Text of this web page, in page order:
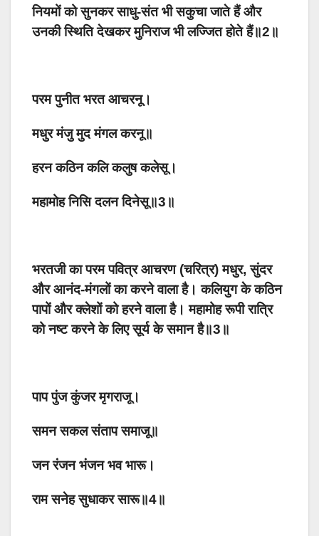
नियमों को सुनकर साधु-संत भी सकुचा जाते हैं और
उनकी स्थिति देखकर मुनिराज भी लज्जित होते हैं॥2॥
परम पुनीत भरत आचरनू।
मधुर मंजु मुद मंगल करनू॥
हरन कठिन कलि कलुष कलेसू।
महामोह निसि दलन दिनेसू॥3॥
भरतजी का परम पवित्र आचरण (चरित्र) मधुर, सुंदर
और आनंद-मंगलों का करने वाला है। कलियुग के कठिन
पापों और क्लेशों को हरने वाला है। महामोह रूपी रात्रि
को नष्ट करने के लिए सूर्य के समान है॥3॥
पाप पुंज कुंजर मृगराजू।
समन सकल संताप समाजू॥
जन रंजन भंजन भव भारू।
राम सनेह सुधाकर सारू॥4॥